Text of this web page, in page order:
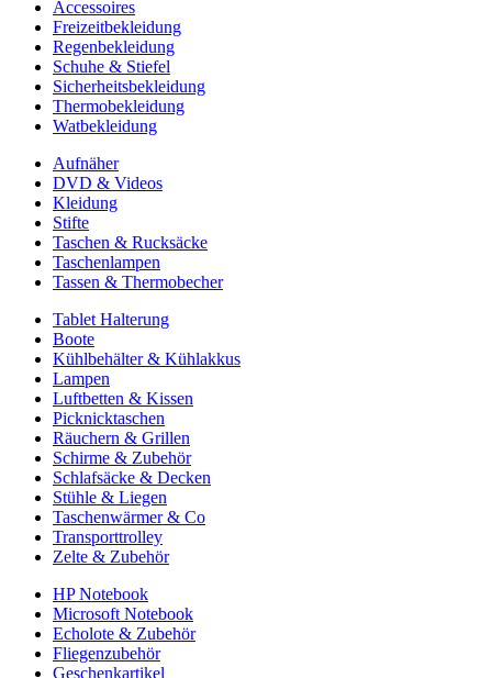
Accessoires
Freizeitbekleidung
Regenbekleidung
Schuhe & Stiefel
Sicherheitsbekleidung
Thermobekleidung
Watbekleidung
Aufnäher
DVD & Videos
Kleidung
Stifte
Taschen & Rucksäcke
Taschenlampen
Tassen & Thermobecher
Tablet Halterung
Boote
Kühlbehälter & Kühlakkus
Lampen
Luftbetten & Kissen
Picknicktaschen
Räuchern & Grillen
Schirme & Zubehör
Schlafsäcke & Decken
Stühle & Liegen
Taschenwärmer & Co
Transporttrolley
Zelte & Zubehör
HP Notebook
Microsoft Notebook
Echolote & Zubehör
Fliegenzubehör
Geschenkartikel